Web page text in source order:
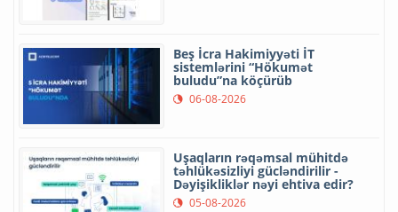
Beş İcra Hakimiyyəti İT
sistemlərini “Hökumət
buludu”na köçürüb
06-08-2026
Uşaqların rəqəmsal mühitdə
təhlükəsizliyi gücləndirilir -
Dəyişikliklər nəyi ehtiva edir?
05-08-2026